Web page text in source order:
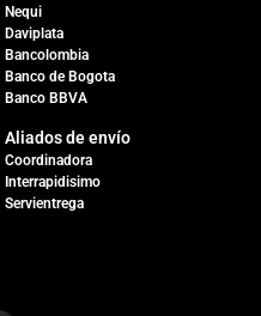
Nequi
Daviplata
Bancolombia
Banco de Bogota
Banco BBVA
Aliados de envío
Coordinadora
Interrapidisimo
Servientrega